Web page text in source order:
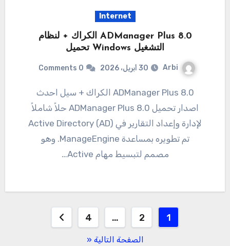
Internet
8.0 ADManager Plus الكراك + لنظام
التشغيل Windows تحميل
Arbi 30 أبريل، 2026 0 Comments
8.0 ADManager Plus الكراك + سيل احدث
اصدار تحميل 8.0 ADManager Plus حلاً شاملاً
لإدارة وإعداد التقارير في Active Directory (AD)
تم تطويره بمساعدة ManageEngine. وهو
مصمم لتبسيط مهام Active…
1
2
…
4
الصفحة التالية «